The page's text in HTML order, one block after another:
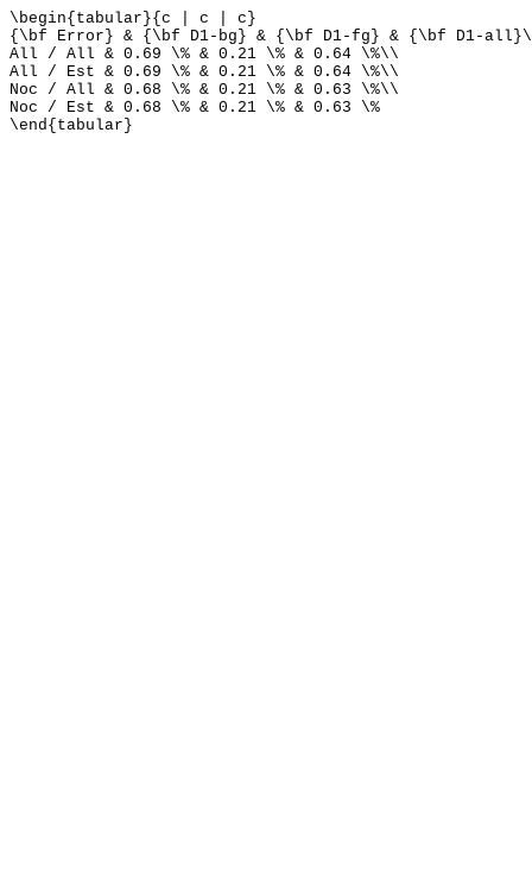
\begin{tabular}{c | c | c}
{\bf Error} & {\bf D1-bg} & {\bf D1-fg} & {\bf D1-
All / All & 0.69 \% & 0.21 \% & 0.64 \%\\
All / Est & 0.69 \% & 0.21 \% & 0.64 \%\\
Noc / All & 0.68 \% & 0.21 \% & 0.63 \%\\
Noc / Est & 0.68 \% & 0.21 \% & 0.63 \%
\end{tabular}